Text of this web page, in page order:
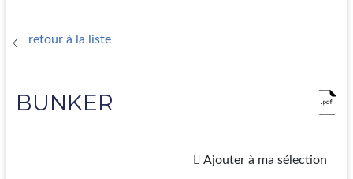
retour à la liste
BUNKER
Ajouter à ma sélection